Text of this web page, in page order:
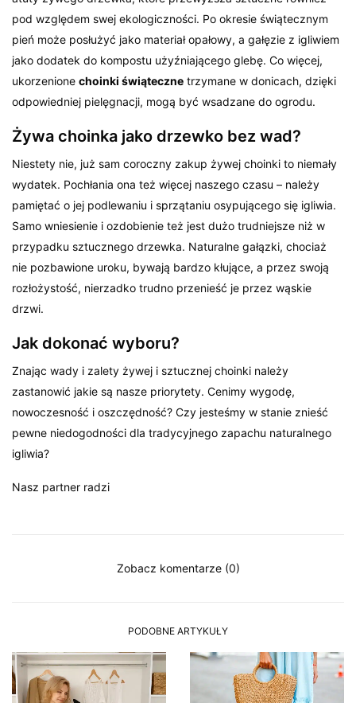
pod względem swej ekologiczności. Po okresie świątecznym
pień może posłużyć jako materiał opałowy, a gałęzie z igliwiem
jako dodatek do kompostu użyźniającego glebę. Co więcej,
ukorzenionechoinki świąteczne trzymane w donicach, dzięki
odpowiedniej pielęgnacji, mogą być wsadzane do ogrodu.
Żywa choinka jako drzewko bez wad?
Niestety nie, już sam coroczny zakup żywej choinki to niemały
wydatek. Pochłania ona też więcej naszego czasu – należy
pamiętać o jej podlewaniu i sprzątaniu osypującego się igliwia.
Samo wniesienie i ozdobienie też jest dużo trudniejsze niż w
przypadku sztucznego drzewka. Naturalne gałązki, chociaż
nie pozbawione uroku, bywają bardzo kłujące, a przez swoją
rozłożystość, nierzadko trudno przenieść je przez wąskie
drzwi.
Jak dokonać wyboru?
Znając wady i zalety żywej i sztucznej choinki należy
zastanowić jakie są nasze priorytety. Cenimy wygodę,
nowoczesność i oszczędność? Czy jesteśmy w stanie znieść
pewne niedogodności dla tradycyjnego zapachu naturalnego
igliwia?
Nasz partner radzi
Zobacz komentarze (0)
PODOBNE ARTYKUŁY